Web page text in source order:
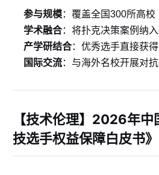
参与规模：覆盖全国300所高校
学术融合：将扑克决策案例纳
产学研结合：优秀选手直接获
国际交流：与海外名校开展对
【技术伦理】2026年
技选手权益保障白皮书》